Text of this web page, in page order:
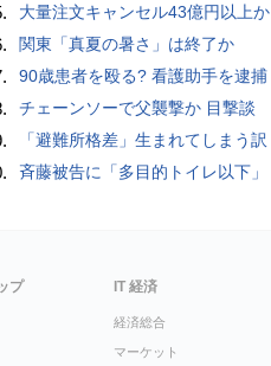
大量注文キャンセル43億円以上か
関東「真夏の暑さ」は終了か
90歳患者を殴る? 看護助手を逮捕
チェーンソーで父襲撃か 目撃談
「避難所格差」生まれてしまう訳
斉藤被告に「多目的トイレ以下」
プ IT 経済
経済総合
マーケット